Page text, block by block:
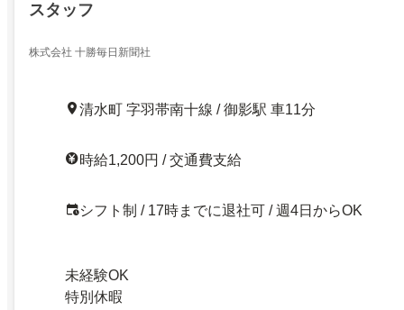
スタッフ
株式会社 十勝毎日新聞社
清水町 字羽帯南十線 / 御影駅 車11分
時給1,200円 / 交通費支給
シフト制 / 17時までに退社可 / 週4日からOK
未経験OK
特別休暇